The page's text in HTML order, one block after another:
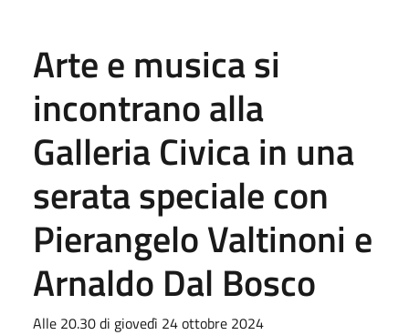
Arte e musica si
incontrano alla
Galleria Civica in una
serata speciale con
Pierangelo Valtinoni e
Arnaldo Dal Bosco
Alle 20.30 di giovedì 24 ottobre 2024